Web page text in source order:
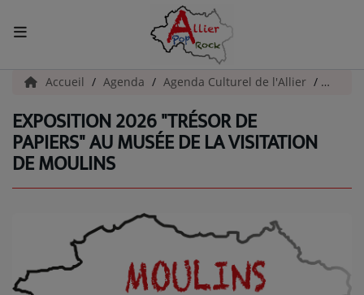
ACCUEIL
Actualités
INFOS - ALLIER
INFOS POP ROCK
La Radio
Accueil Agenda Agenda Culturel de l'Allier
EXPOSITION 2026 "TRÉSOR DE
PAPIERS" AU MUSÉE DE LA VISITATION
DE MOULINS